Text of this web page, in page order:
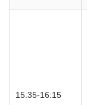
15:35-16:15